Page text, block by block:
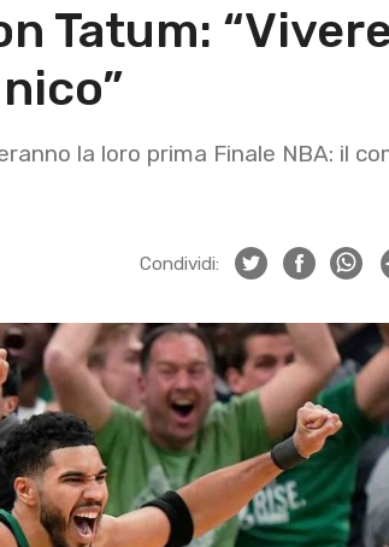
Tatum:
la loro prima Finale NBA: il
Condividi: